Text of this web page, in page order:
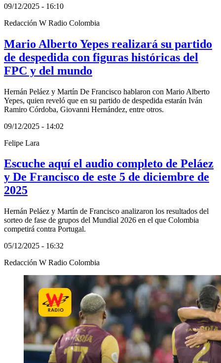
09/12/2025 - 16:10
Redacción W Radio Colombia
Mario Alberto Yepes realizará su partido
de despedida con figuras históricas del
FPC y del mundo
Hernán Peláez y Martín De Francisco hablaron con Mario Alberto
Yepes, quien reveló que en su partido de despedida estarán Iván
Ramiro Córdoba, Giovanni Hernández, entre otros.
09/12/2025 - 14:02
Felipe Lara
Escuche aquí el audio completo de Peláez
y De Francisco de este 5 de diciembre de
2025
Hernán Peláez y Martín de Francisco analizaron los resultados del
sorteo de fase de grupos del Mundial 2026 en el que Colombia
competirá contra Portugal.
05/12/2025 - 16:32
Redacción W Radio Colombia